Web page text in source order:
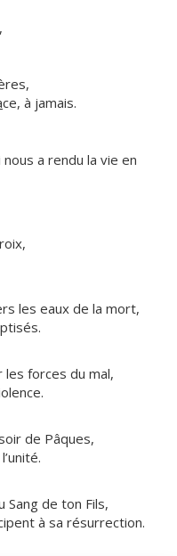
ce, à jamais.
a rendu la vie en
les eaux de la mort,
les forces du mal,
de Pâques,
Sang de ton Fils,
à sa résurrection.